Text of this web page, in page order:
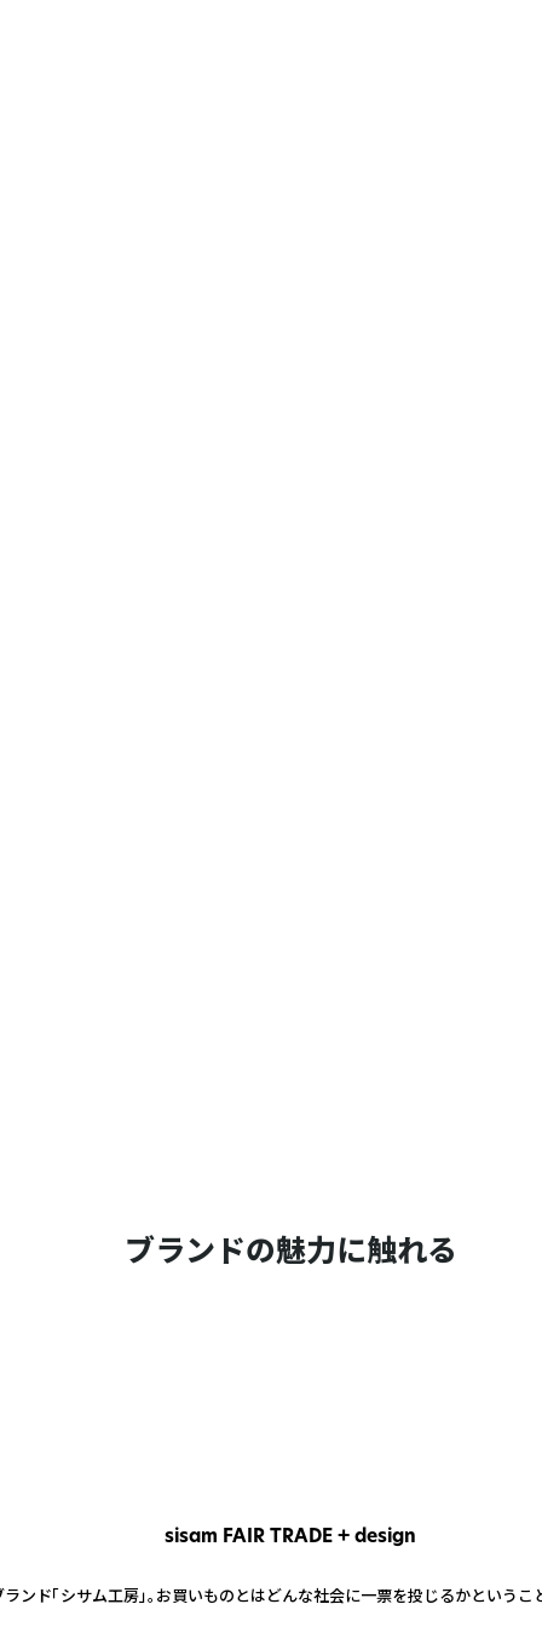
ブランドの魅力に触れる
sisam FAIR TRADE + design
ド「シサム工房」。お買いものとはどんな社会に一票を投じるかというこ